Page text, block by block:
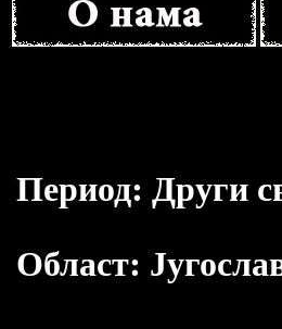
Период: Други
Област: